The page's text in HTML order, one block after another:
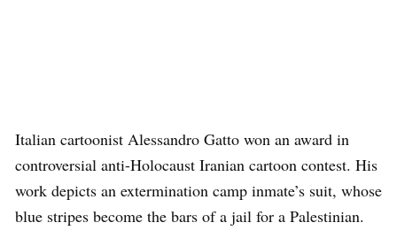
Italian cartoonist Alessandro Gatto won an award in
controversial anti-Holocaust Iranian cartoon contest. His
work depicts an extermination camp inmate’s suit, whose
blue stripes become the bars of a jail for a Palestinian.